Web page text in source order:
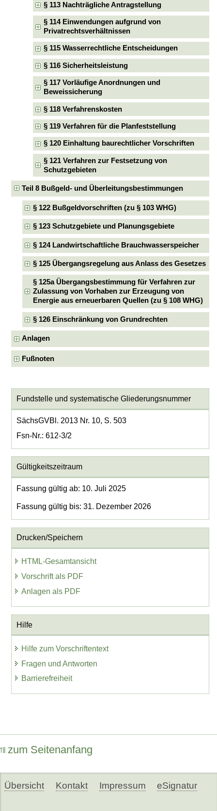
§ 113 Nachträgliche Antragstellung
§ 114 Einwendungen aufgrund von
Privatrechtsverhältnissen
§ 115 Wasserrechtliche Entscheidungen
§ 116 Sicherheitsleistung
§ 117 Vorläufige Anordnungen und
Beweissicherung
§ 118 Verfahrenskosten
§ 119 Verfahren für die Planfeststellung
§ 120 Einhaltung baurechtlicher Vorschriften
§ 121 Verfahren zur Festsetzung von
Schutzgebieten
Teil 8 Bußgeld- und Überleitungsbestimmungen
§ 122 Bußgeldvorschriften (zu § 103 WHG)
§ 123 Schutzgebiete und Planungsgebiete
§ 124 Landwirtschaftliche Brauchwasserspeicher
§ 125 Übergangsregelung aus Anlass des Gesetzes
§ 125a Übergangsbestimmung für Verfahren zur
Zulassung von Vorhaben zur Erzeugung von
Energie aus erneuerbaren Quellen (zu § 108 WHG)
§ 126 Einschränkung von Grundrechten
Anlagen
Fußnoten
Fundstelle und systematische Gliederungsnummer
SächsGVBl. 2013 Nr. 10, S. 503
Fsn-Nr.: 612-3/2
Gültigkeitszeitraum
Fassung gültig ab: 10. Juli 2025
Fassung gültig bis: 31. Dezember 2026
Drucken/Speichern
HTML-Gesamtansicht
Vorschrift als PDF
Anlagen als PDF
Hilfe
Hilfe zum Vorschriftentext
Fragen und Antworten
Barrierefreiheit
zum Seitenanfang
Übersicht Kontakt Impressum eSignatur